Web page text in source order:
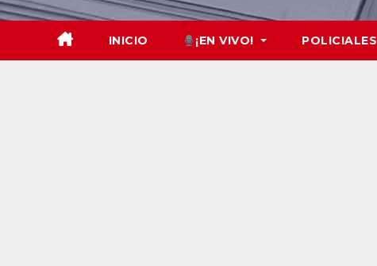
INICIO ¡EN VIVO! POLICIALES